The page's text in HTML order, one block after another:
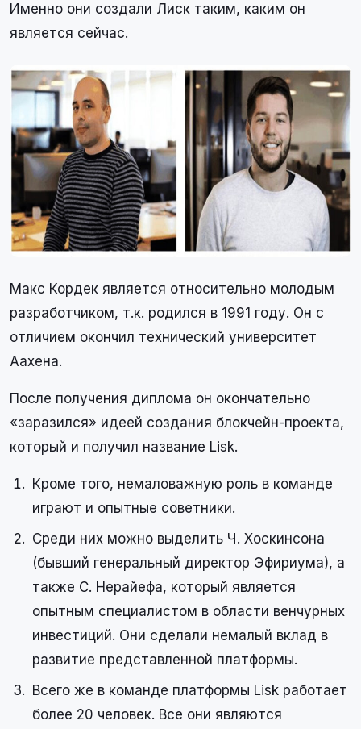
Именно они создали Лиск таким, каким он
является сейчас.
Макс Кордек является относительно молодым
разработчиком, т.к. родился в 1991 году. Он с
отличием окончил технический университет
Аахена.
После получения диплома он окончательно
«заразился» идеей создания блокчейн-проекта,
который и получил название Lisk.
Кроме того, немаловажную роль в команде
играют и опытные советники.
Среди них можно выделить Ч. Хоскинсона
(бывший генеральный директор Эфириума), а
также С. Нерайефа, который является
опытным специалистом в области венчурных
инвестиций. Они сделали немалый вклад в
развитие представленной платформы.
Всего же в команде платформы Lisk работает
более 20 человек. Все они являются